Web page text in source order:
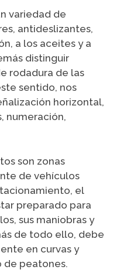
variedad de
antideslizantes,
a los aceites y a
distinguir
rodadura de las
sentido, nos
horizontal,
numeración,
son zonas
de vehículos
el
preparado para
sus maniobras y
de todo ello, debe
en curvas y
de peatones.